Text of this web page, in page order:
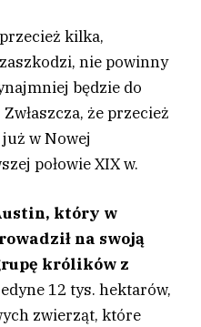
kilka,
nie powinny
będzie do
że przecież
w Nowej
połowie XIX w.
który w
na swoją
królików z
12 tys. hektarów,
zwierząt, które